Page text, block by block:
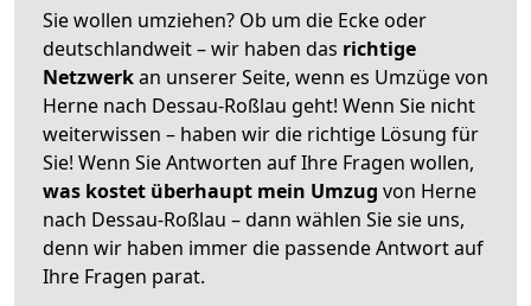
Sie wollen umziehen? Ob um die Ecke oder
deutschlandweit – wir haben das richtige
Netzwerkan unserer Seite, wenn es Umzüge von
Herne nach Dessau-Roßlau geht! Wenn Sie nicht
weiterwissen – haben wir die richtige Lösung für
Sie! Wenn Sie Antworten auf Ihre Fragen wollen,
was kostet überhaupt mein Umzug von Herne
nach Dessau-Roßlau – dann wählen Sie sie uns,
denn wir haben immer die passende Antwort auf
Ihre Fragen parat.